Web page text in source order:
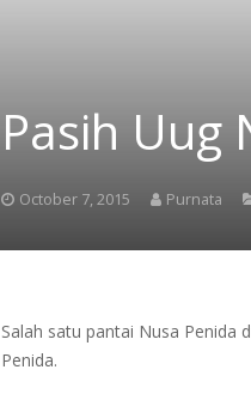
Pasih Uug
October 7, 2015 Purnata
Salah satu pantai Nusa Penida
Penida.